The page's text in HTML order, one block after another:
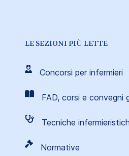
LE SEZIONI PIÙ LETTE
Concorsi per infermieri
FAD, corsi e convegni
Tecniche
Normative